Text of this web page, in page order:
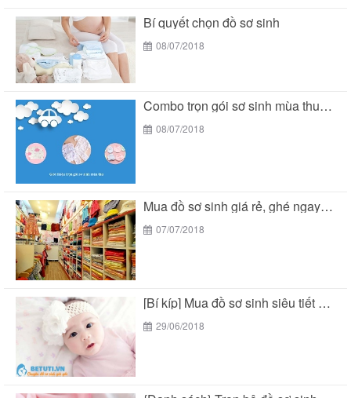
Bí quyết chọn đồ sơ sinh
08/07/2018
Combo trọn gói sơ sinh mùa thu siêu tiết...
08/07/2018
Mua đồ sơ sinh giá rẻ, ghé ngay Bé...
07/07/2018
[Bí kíp] Mua đồ sơ sinh siêu tiết kiệm...
29/06/2018